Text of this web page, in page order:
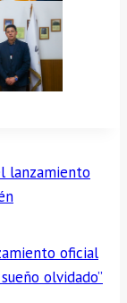
lanzamiento
oficial
olvidado”